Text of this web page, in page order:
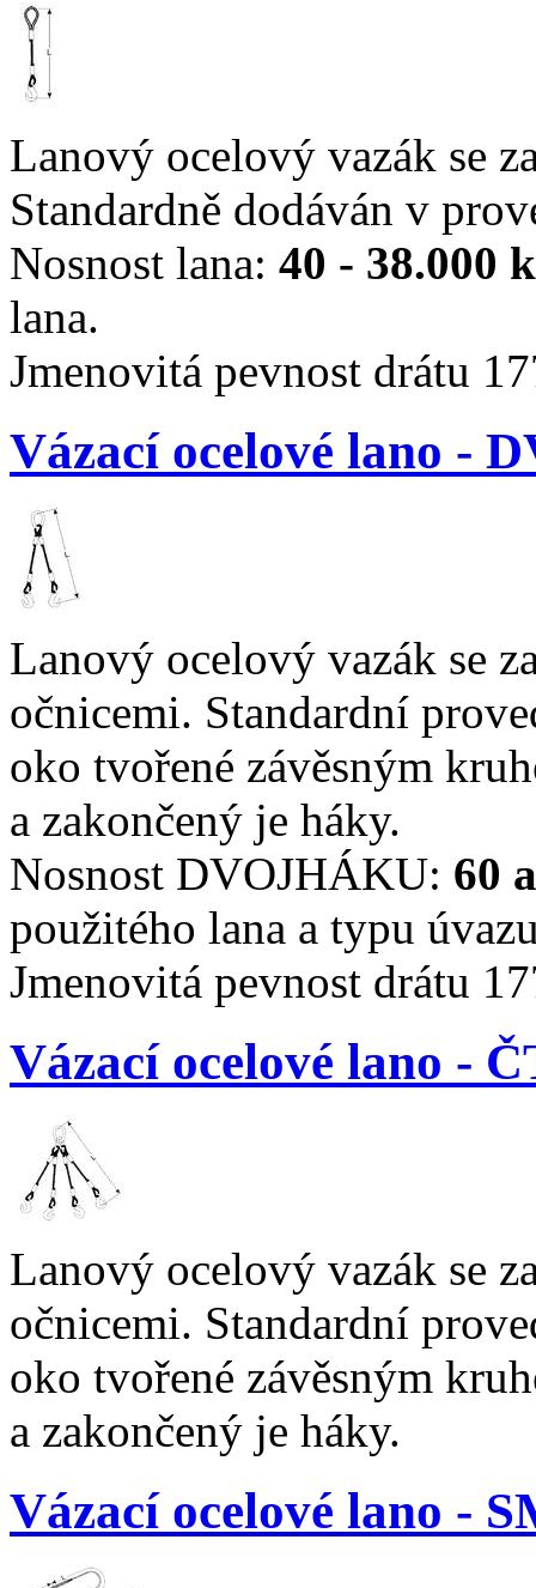
Lanový ocelový vazák se
Standardně dodáván v
Nosnost lana: 40 - 38.000
lana.
Jmenovitá pevnost drátu
Vázací ocelové lano -
Lanový ocelový vazák se
očnicemi. Standardní
oko tvořené závěsným
a zakončený je háky.
Nosnost DVOJHÁKU: 60
použitého lana a typu
Jmenovitá pevnost drátu
Vázací ocelové lano -
Lanový ocelový vazák se
očnicemi. Standardní
oko tvořené závěsným
a zakončený je háky.
Vázací ocelové lano -